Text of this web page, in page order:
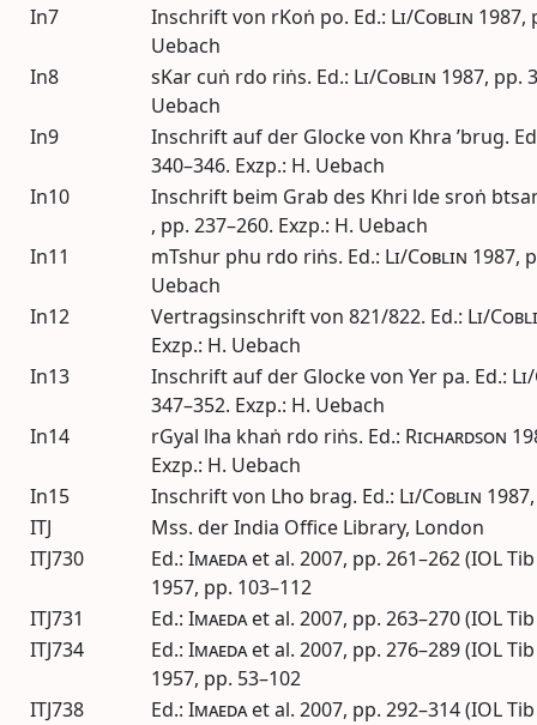
In7 Inschrift von rKoṅ po. Ed.: Li/Coblin 1987,
Uebach
In8
sKar cuṅ rdo riṅs. Ed.: Li/Coblin 1987, pp.
Uebach
In9
Inschrift auf der Glocke von Khra ’brug.
340–346. Exzp.: H. Uebach
In10
Inschrift beim Grab des Khri lde sroṅ
, pp. 237–260. Exzp.: H. Uebach
In11
mTshur phu rdo riṅs. Ed.: Li/Coblin 1987,
Uebach
In12
Vertragsinschrift von 821/822. Ed.: Li/
Exzp.: H. Uebach
In13
Inschrift auf der Glocke von Yer pa. Ed.:
347–352. Exzp.: H. Uebach
In14
rGyal lha khaṅ rdo riṅs. Ed.: Richardson
Exzp.: H. Uebach
In15
Inschrift von Lho brag. Ed.: Li/Coblin 1987
ITJ
Mss. der India Office Library, London
ITJ730
Ed.: Imaedaet al. 2007, pp. 261–262 (IOL
1957, pp. 103–112
ITJ731
Ed.: Imaedaet al. 2007, pp. 263–270 (IOLTib
ITJ734
Ed.: Imaedaet al. 2007, pp. 276–289 (IOL
1957, pp. 53–102
ITJ738
Ed.: Imaedaet al. 2007, pp. 292–314 (IOL